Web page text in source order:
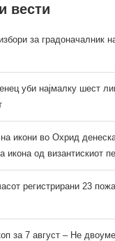
вести
за градоначалник
уби најмалку шест
на икони во Охрид
икона од византискиот
регистрирани 23
за 7 август – Не